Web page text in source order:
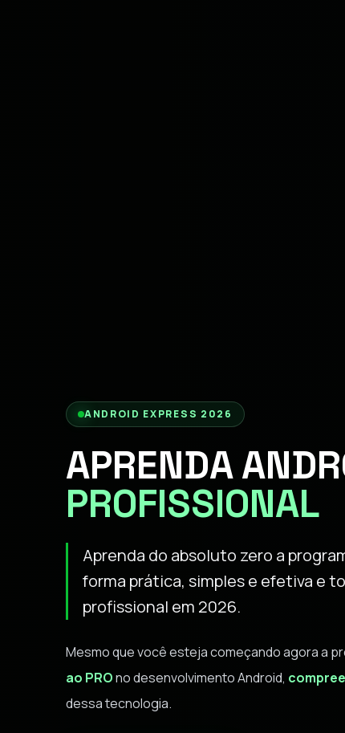
ANDROID EXPRESS 2026
APRENDA
PROFISSIONAL
Aprenda do absoluto zero a
forma prática, simples e efetiva e
profissional em 2026.
Mesmo que você esteja começando agora a
ao PROno desenvolvimento Android,
dessa tecnologia.